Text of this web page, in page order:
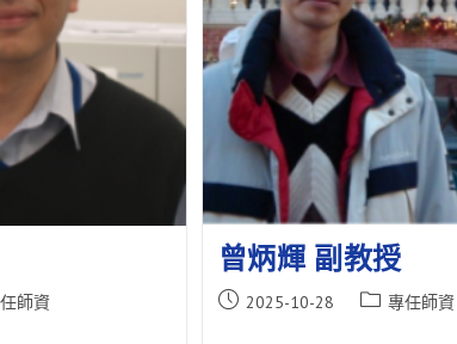
師資
曾炳輝 副教授
Post 2025-10-28
Post 專任師資